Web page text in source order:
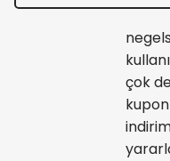
çok